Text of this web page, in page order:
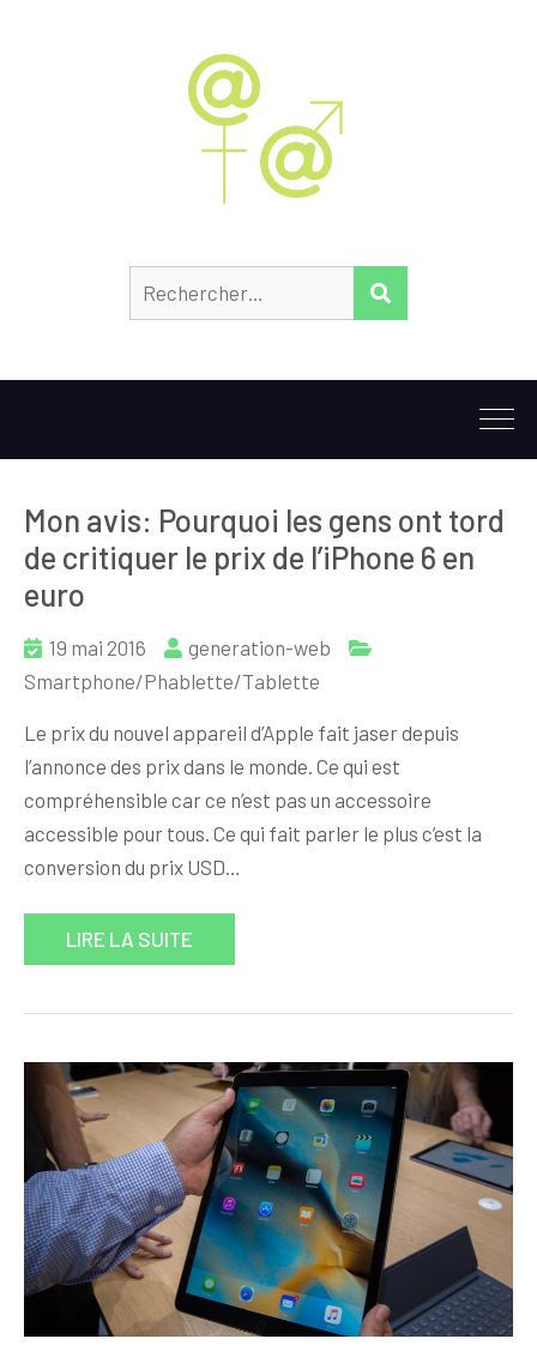
Mon avis: Pourquoi les gens ont tord
de critiquer le prix de l’iPhone 6 en
euro
19 mai 2016
generation-web
Smartphone/Phablette/Tablette
Le prix du nouvel appareil d’Apple fait jaser depuis
l’annonce des prix dans le monde. Ce qui est
compréhensible car ce n’est pas un accessoire
accessible pour tous. Ce qui fait parler le plus c’est la
conversion du prix USD…
LIRE LA SUITE